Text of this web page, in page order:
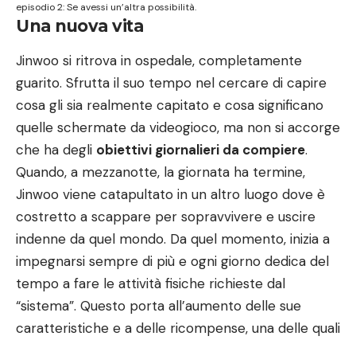
episodio 2: Se avessi un’altra possibilità.
Una nuova vita
Jinwoo si ritrova in ospedale, completamente
guarito. Sfrutta il suo tempo nel cercare di capire
cosa gli sia realmente capitato e cosa significano
quelle schermate da videogioco, ma non si accorge
che ha degli obiettivi giornalieri da compiere.
Quando, a mezzanotte, la giornata ha termine,
Jinwoo viene catapultato in un altro luogo dove è
costretto a scappare per sopravvivere e uscire
indenne da quel mondo. Da quel momento, inizia a
impegnarsi sempre di più e ogni giorno dedica del
tempo a fare le attività fisiche richieste dal
“sistema”. Questo porta all’aumento delle sue
caratteristiche e a delle ricompense, una delle quali